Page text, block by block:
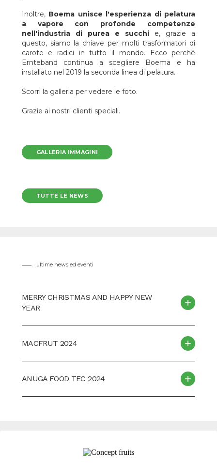
Ernteband, per questo abbiamo iniziato a valutare l'installazione
di una nuova linea di processo.Naturalmente Boema è stata la
nostra prima scelta per questo nuovo progetto, dovuta alla
reciproca e fiduciosa esperienza, abbiamo iniziato a studiare
insieme il miglior layout e una soluzione ottimale per le nostre
esigenze. Il team Boema ci ha accompagnato dalla fase
preliminare allo start up, fino alla positiva messa in servizio
l'automatizzazione e il controllo della linea, quindi possiamo
quanti necessari prima.Siamo pienamente soddisfatti
Ernteband, il rivoluzionariopelatore a vapore Mod. SPB
cestello rotante interno per la separazione completa del
Dopo dieci anni, il pelatore a vapore di Boema è ancora la
carote e radici in tutto il mondo. Ecco perché Ernteband
Inoltre, Boema unisce l'esperienza di pelatura
a vapore con profonde competenze
nell'industria di purea e succhi e, grazie a
questo, siamo la chiave per molti trasformatori di
carote e radici in tutto il mondo. Ecco perché
Ernteband continua a scegliere Boema e ha
installato nel 2019 la seconda linea di pelatura.
Scorri la galleria per vedere le foto.
Grazie ai nostri clienti speciali.
GALLERIA IMMAGINI
TUTTE LE NEWS
ultime news ed eventi
MERRY CHRISTMAS AND HAPPY NEW
YEAR
MACFRUT 2024
ANUGA FOOD TEC 2024